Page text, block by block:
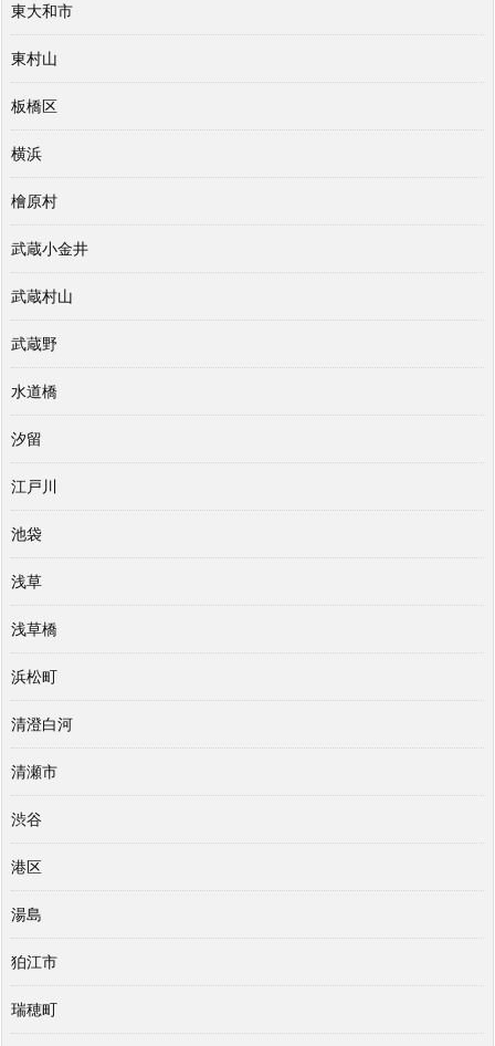
東大和市
東村山
板橋区
横浜
檜原村
武蔵小金井
武蔵村山
武蔵野
水道橋
汐留
江戸川
池袋
浅草
浅草橋
浜松町
清澄白河
清瀬市
渋谷
港区
湯島
狛江市
瑞穂町